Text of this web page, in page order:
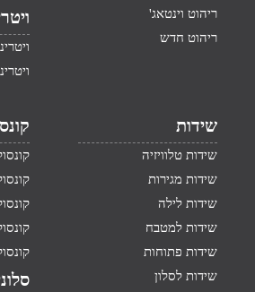
ריהוט וינטאג'
ריהוט חדש
שידות
שידות טלוויזיה
שידות מגירות
שידות לילה
שידות למטבח
שידות פתוחות
שידות לסלון